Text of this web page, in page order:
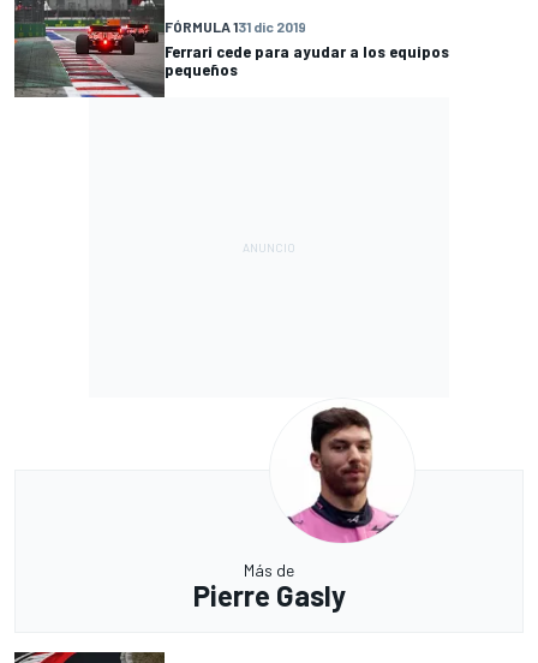
FÓRMULA 131 dic 2019
Ferrari cede para ayudar a los equipos
pequeños
Más de
Pierre Gasly